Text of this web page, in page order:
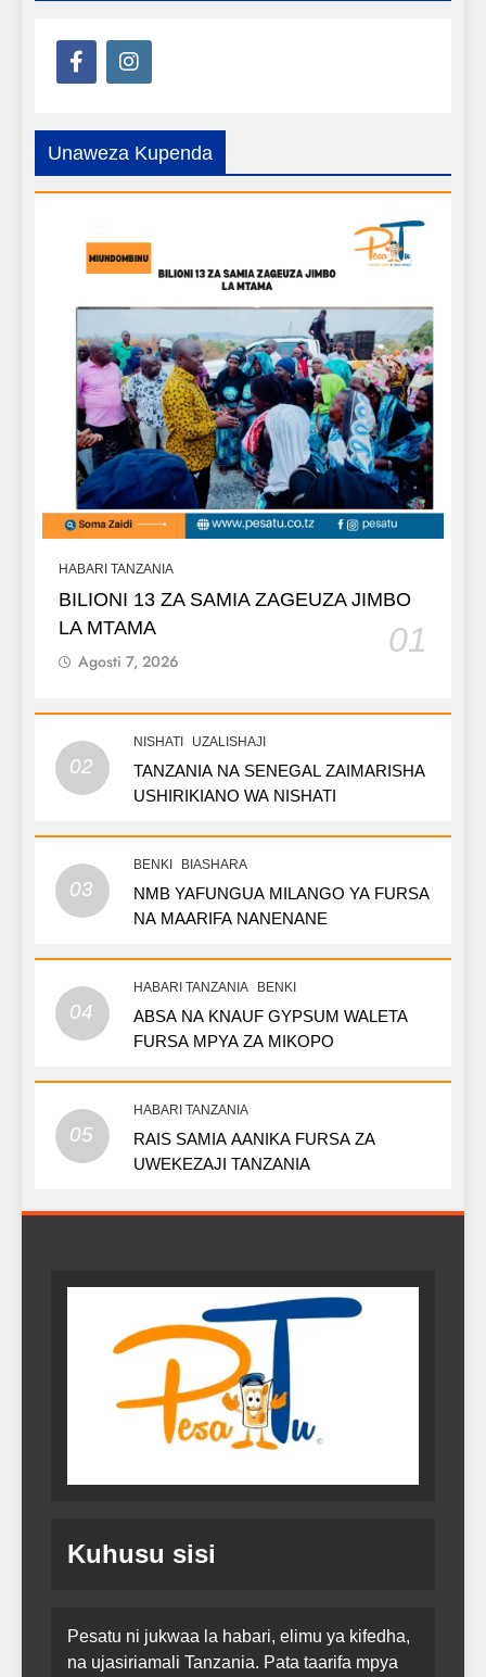
Unaweza Kupenda
HABARI TANZANIA
BILIONI 13 ZA SAMIA ZAGEUZA JIMBO
LA MTAMA
01
Agosti 7, 2026
02
NISHATI UZALISHAJI
TANZANIA NA SENEGAL ZAIMARISHA
USHIRIKIANO WA NISHATI
03
BENKI BIASHARA
NMB YAFUNGUA MILANGO YA FURSA
NA MAARIFA NANENANE
04
HABARI TANZANIA BENKI
ABSA NA KNAUF GYPSUM WALETA
FURSA MPYA ZA MIKOPO
05
HABARI TANZANIA
RAIS SAMIA AANIKA FURSA ZA
UWEKEZAJI TANZANIA
Kuhusu sisi
Pesatu ni jukwaa la habari, elimu ya kifedha,
na ujasiriamali Tanzania. Pata taarifa mpya